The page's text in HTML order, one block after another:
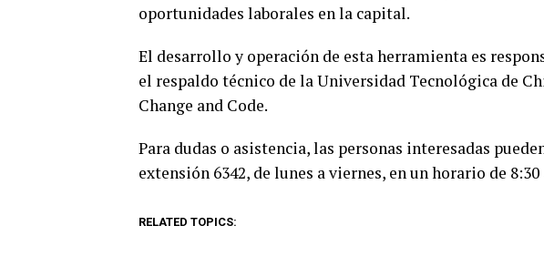
oportunidades laborales en la capital.
El desarrollo y operación de esta herramienta es
el respaldo técnico de la Universidad Tecnológica de
Change and Code.
Para dudas o asistencia, las personas interesadas
extensión 6342, de lunes a viernes, en un horario de 8:30
RELATED TOPICS: